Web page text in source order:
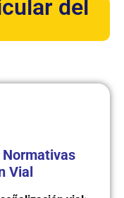
del
Normativas
Vial